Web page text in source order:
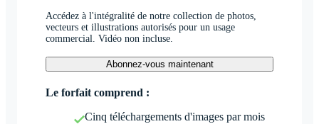
Accédez à l'intégralité de notre collection de photos,
vecteurs et illustrations autorisés pour un usage
commercial. Vidéo non incluse.
Abonnez-vous maintenant
Le forfait comprend :
Cinq téléchargements d'images par mois